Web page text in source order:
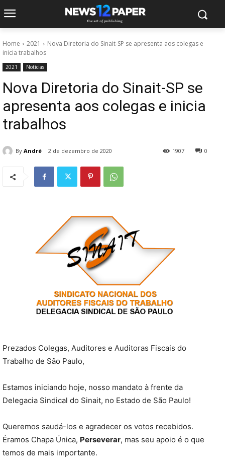
Home 2021
Nova Diretoria do Sinait-SP se apresenta aos colegas e
inicia trabalhos
2021 Notícias
Nova Diretoria do Sinait-SP se
apresenta aos colegas e inicia
trabalhos
By André 2 de dezembro de 2020 0
1907
Prezados Colegas, Auditores e Auditoras Fiscais do
Trabalho de São Paulo,
Estamos iniciando hoje, nosso mandato à frente da
Delegacia Sindical do Sinait, no Estado de São Paulo!
Queremos saudá-los e agradecer os votos recebidos.
Éramos Chapa Única, Perseverar, mas seu apoio é o que
temos de mais importante.